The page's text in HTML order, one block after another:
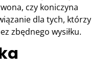
czy koniczyna
dla tych, którzy
zbędnego wysiłku.